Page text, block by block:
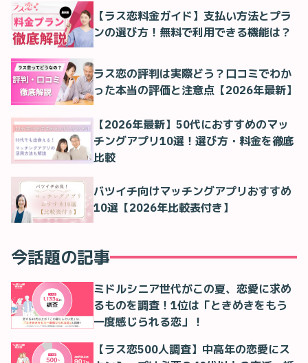
【ラス恋料金ガイド】支払い方法とプラ
ンの選び方！無料で利用できる機能は？
ラス恋の評判は実際どう？口コミでわか
った本当の評価と注意点【2026年最新】
【2026年最新】50代におすすめのマッ
チングアプリ10選！選び方・料金を徹底
比較
バツイチ向けマッチングアプリおすすめ
10選【2026年比較表付き】
今話題の記事
ミドルシニア世代がこの夏、恋愛に求め
るものを調査！1位は「ときめきをもう
一度感じられる恋」！
【ラス恋500人調査】中高年の恋愛にス